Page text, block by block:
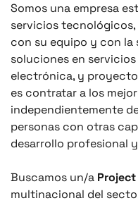
Somos una empresa
servicios
con su equipo y con la
soluciones en servicios
electrónica, y
es contratar a los
independientemente
personas con otras
desarrollo profesional
Buscamos un/a
multinacional del